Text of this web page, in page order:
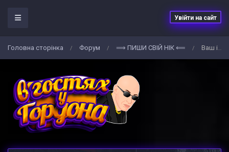
Увійти на сайт
Головна сторiнка / Форум / ⟹ ПИШИ СВIЙ НIК ⟸ / Ваш ігровий НІК на сервері